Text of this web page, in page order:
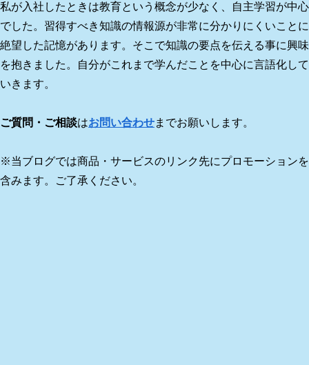
私が入社したときは教育という概念が少なく、自主学習が中心
でした。習得すべき知識の情報源が非常に分かりにくいことに
絶望した記憶があります。そこで知識の要点を伝える事に興味
を抱きました。自分がこれまで学んだことを中心に言語化して
いきます。
ご質問・ご相談はお問い合わせまでお願いします。
※当ブログでは商品・サービスのリンク先にプロモーションを
含みます。ご了承ください。